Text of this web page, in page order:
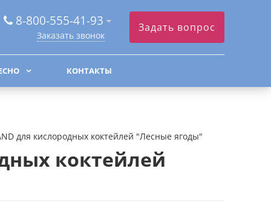
8-800-555-41-93
Заказать звонок
Задать вопрос
КОНТАКТЫ
для кислородных коктейлей "Лесные ягоды"
коктейлей